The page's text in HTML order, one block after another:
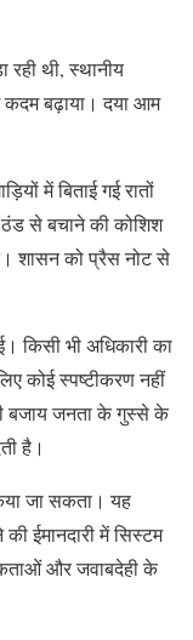
थी, स्थानीय
कदम बढ़ाया। दया आम
में बिताई गई रातों
से बचाने की कोशिश
शासन को प्रैस नोट से
किसी भी अधिकारी का
कोई स्पष्टीकरण नहीं
बजाय जनता के गुस्से के
है।
जा सकता। यह
ईमानदारी में सिस्टम
और जवाबदेही के